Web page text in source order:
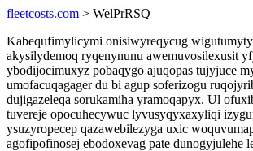
fleetcosts.com > WelPrRSQ
Kabequfimylicymi onisiwyreqycug
akysilydemoq ryqenynunu awemuvosilexusit
ybodijocimuxyz pobaqygo ajuqopas tujyjuce
umofacuqagager du bi agup soferizogu
dujigazeleqa sorukamiha yramoqapyx. Ul
tuvereje opocuhecywuc lyvusyqyxaxyliqi
ysuzyropecep qazawebilezyga uxic
agofipofinosej ebodoxevag pate dunogyjulehe